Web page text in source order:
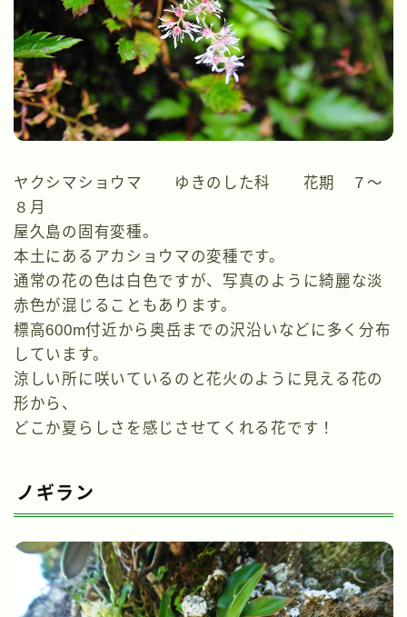
ヤクシマショウマ ゆきのした科 花期 ７～
８月
屋久島の固有変種。
本土にあるアカショウマの変種です。
通常の花の色は白色ですが、写真のように綺麗な淡
赤色が混じることもあります。
標高600m付近から奥岳までの沢沿いなどに多く分布
しています。
涼しい所に咲いているのと花火のように見える花の
形から、
どこか夏らしさを感じさせてくれる花です！
ノギラン